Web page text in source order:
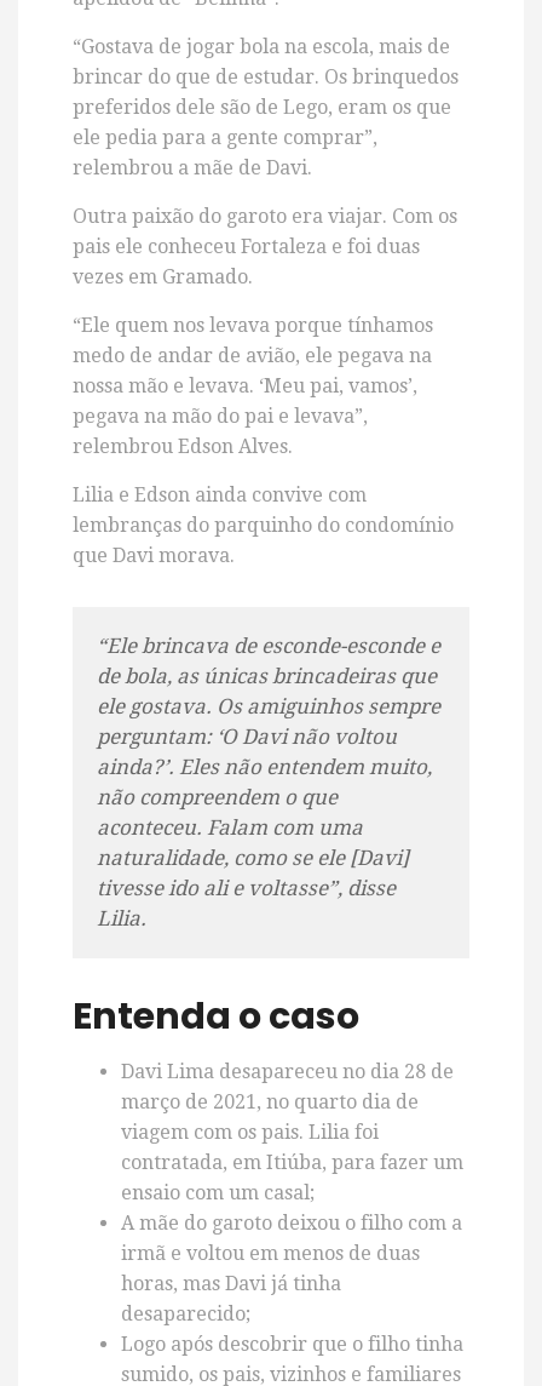
“Gostava de jogar bola na escola, mais de
brincar do que de estudar. Os brinquedos
preferidos dele são de Lego, eram os que
ele pedia para a gente comprar”,
relembrou a mãe de Davi.
Outra paixão do garoto era viajar. Com os
pais ele conheceu Fortaleza e foi duas
vezes em Gramado.
“Ele quem nos levava porque tínhamos
medo de andar de avião, ele pegava na
nossa mão e levava. ‘Meu pai, vamos’,
pegava na mão do pai e levava”,
relembrou Edson Alves.
Lilia e Edson ainda convive com
lembranças do parquinho do condomínio
que Davi morava.
“Ele brincava de esconde-esconde e
de bola, as únicas brincadeiras que
ele gostava. Os amiguinhos sempre
perguntam: ‘O Davi não voltou
ainda?’. Eles não entendem muito,
não compreendem o que
aconteceu. Falam com uma
naturalidade, como se ele [Davi]
tivesse ido ali e voltasse”, disse
Lilia.
Entenda o caso
Davi Lima desapareceu no dia 28 de
março de 2021, no quarto dia de
viagem com os pais. Lilia foi
contratada, em Itiúba, para fazer um
ensaio com um casal;
A mãe do garoto deixou o filho com a
irmã e voltou em menos de duas
horas, mas Davi já tinha
desaparecido;
Logo após descobrir que o filho tinha
sumido, os pais, vizinhos e familiares